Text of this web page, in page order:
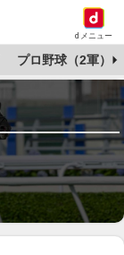
dメニュー
プロ野球（2軍）